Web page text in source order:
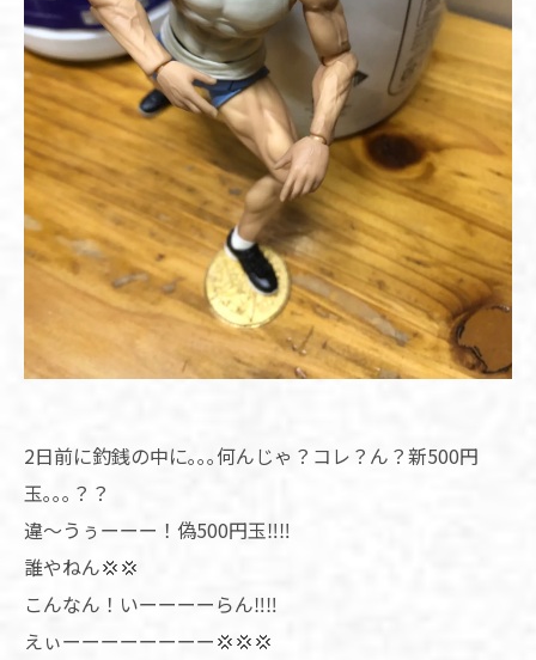
2日前に釣銭の中に｡｡｡何んじゃ？コレ？ん？新500円
玉｡｡｡？？
違〜うぅーーー！偽500円玉‼️‼️
誰やねん💢💢
こんなん！いーーーーらん‼️‼️
えぃーーーーーーーー💢💢💢